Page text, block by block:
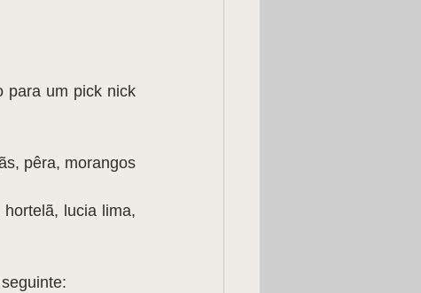
para um pick nick
pêra, morangos
lucia lima,